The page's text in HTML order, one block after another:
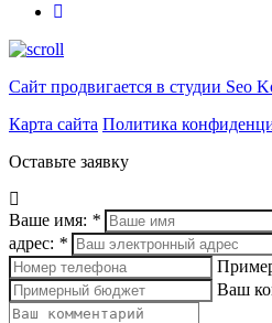
Сайт продвигается в студии Seo
Карта сайта Политика
Оставьте заявку
Ваше имя: *
адрес: *
Ваш